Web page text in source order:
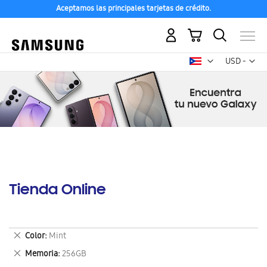
Aceptamos las principales tarjetas de crédito.
USD -
dólar
Mi carrito
Tienda Online
Color Mint
Eliminar
este
artículo
Memoria 256GB
Eliminar